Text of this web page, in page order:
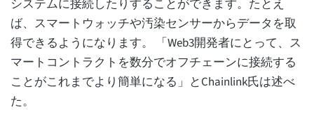
システムに接続したりすることができます。たとえ
ば、スマートウォッチや汚染センサーからデータを取
得できるようになります。 「Web3開発者にとって、ス
マートコントラクトを数分でオフチェーンに接続する
ことがこれまでより簡単になる」とChainlink氏は述べ
た。